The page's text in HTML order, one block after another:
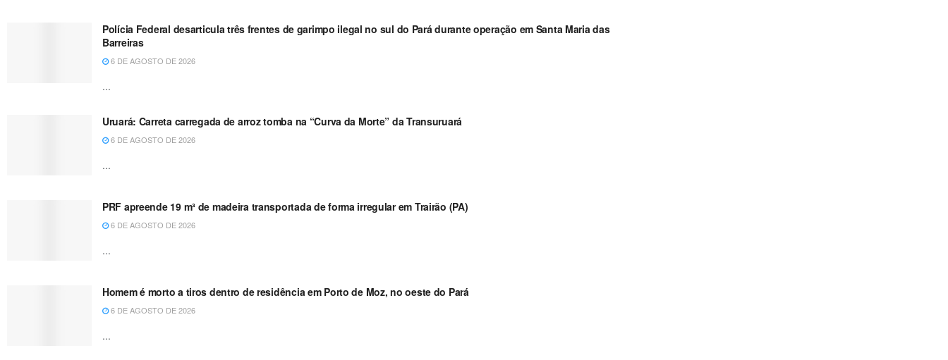
Polícia Federal desarticula três frentes de garimpo ilegal no sul do Pará durante operação em Santa Maria das
Barreiras
6 DE AGOSTO DE 2026
...
Uruará: Carreta carregada de arroz tomba na “Curva da Morte” da Transuruará
6 DE AGOSTO DE 2026
...
PRF apreende 19 m³ de madeira transportada de forma irregular em Trairão (PA)
6 DE AGOSTO DE 2026
...
Homem é morto a tiros dentro de residência em Porto de Moz, no oeste do Pará
6 DE AGOSTO DE 2026
...